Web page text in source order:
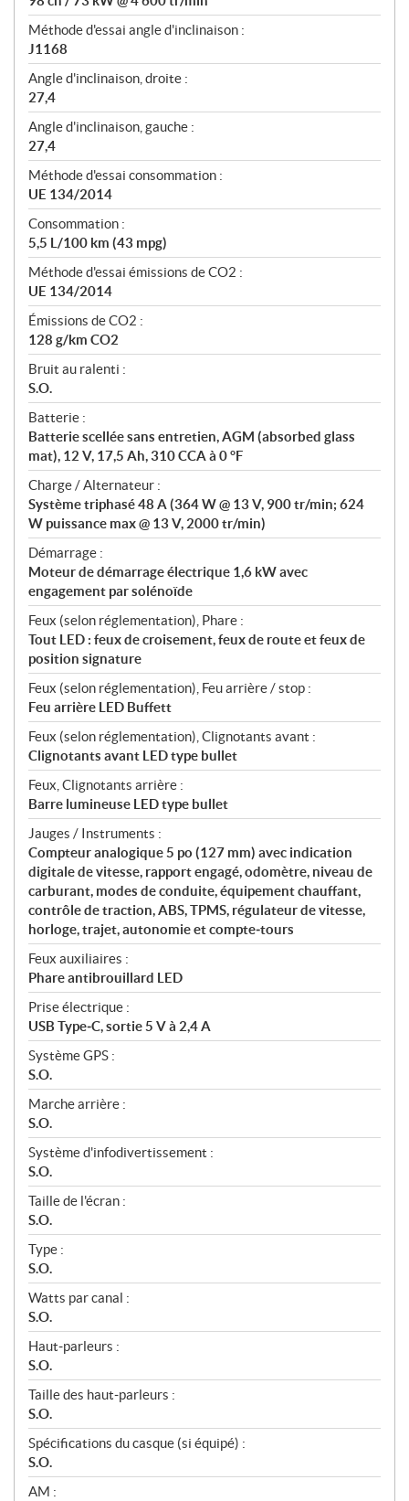
Méthode d'essai angle d'inclinaison :
J1168
Angle d'inclinaison, droite :
27,4
Angle d'inclinaison, gauche :
27,4
Méthode d'essai consommation :
UE 134/2014
Consommation :
5,5 L/100 km (43 mpg)
Méthode d'essai émissions de CO2 :
UE 134/2014
Émissions de CO2 :
128 g/km CO2
Bruit au ralenti :
S.O.
Batterie :
Batterie scellée sans entretien, AGM (absorbed glass
mat), 12 V, 17,5 Ah, 310 CCA à 0 °F
Charge / Alternateur :
Système triphasé 48 A (364 W @ 13 V, 900 tr/min; 624
W puissance max @ 13 V, 2000 tr/min)
Démarrage :
Moteur de démarrage électrique 1,6 kW avec
engagement par solénoïde
Feux (selon réglementation), Phare :
Tout LED : feux de croisement, feux de route et feux de
position signature
Feux (selon réglementation), Feu arrière / stop :
Feu arrière LED Buffett
Feux (selon réglementation), Clignotants avant :
Clignotants avant LED type bullet
Feux, Clignotants arrière :
Barre lumineuse LED type bullet
Jauges / Instruments :
Compteur analogique 5 po (127 mm) avec indication
digitale de vitesse, rapport engagé, odomètre, niveau de
carburant, modes de conduite, équipement chauffant,
contrôle de traction, ABS, TPMS, régulateur de vitesse,
horloge, trajet, autonomie et compte‑tours
Feux auxiliaires :
Phare antibrouillard LED
Prise électrique :
USB Type‑C, sortie 5 V à 2,4 A
Système GPS :
S.O.
Marche arrière :
S.O.
Système d'infodivertissement :
S.O.
Taille de l'écran :
S.O.
Type :
S.O.
Watts par canal :
S.O.
Haut‑parleurs :
S.O.
Taille des haut‑parleurs :
S.O.
Spécifications du casque (si équipé) :
S.O.
AM :